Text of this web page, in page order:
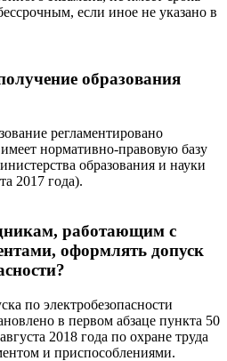
если иное не указано в
образования
регламентировано
нормативно-правовую базу
образования и науки
2017 года).
работающим с
оформлять допуск
по электробезопасности
в первом абзаце пункта 50
2018 года по охране труда
и приспособлениями.